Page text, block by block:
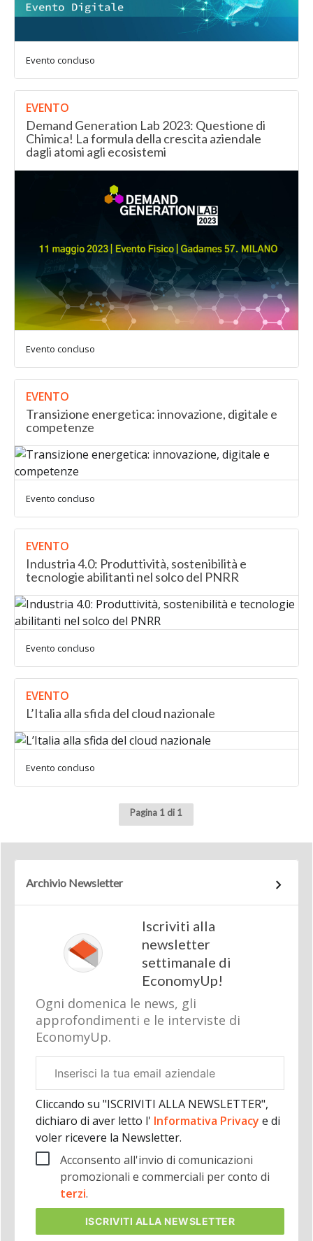
Evento concluso
EVENTO
Demand Generation Lab 2023: Questione di
Chimica! La formula della crescita aziendale
dagli atomi agli ecosistemi
Evento concluso
EVENTO
Transizione energetica: innovazione, digitale e
competenze
Evento concluso
EVENTO
Industria 4.0: Produttività, sostenibilità e
tecnologie abilitanti nel solco del PNRR
Evento concluso
EVENTO
L’Italia alla sfida del cloud nazionale
Evento concluso
Pagina 1 di 1
Archivio Newsletter
Iscriviti alla
newsletter
settimanale di
EconomyUp!
Ogni domenica le news, gli
approfondimenti e le interviste di
EconomyUp.
aziendale
Cliccando su "ISCRIVITI ALLA NEWSLETTER",
dichiaro di aver letto l' Informativa Privacy e di
voler ricevere la Newsletter.
Acconsento all'invio di comunicazioni
promozionali e commerciali per conto di
terzi.
ISCRIVITI ALLA NEWSLETTER